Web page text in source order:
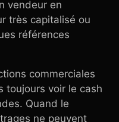
vendeur en
très capitalisé ou
références
commerciales
toujours voir le cash
Quand le
ne peuvent